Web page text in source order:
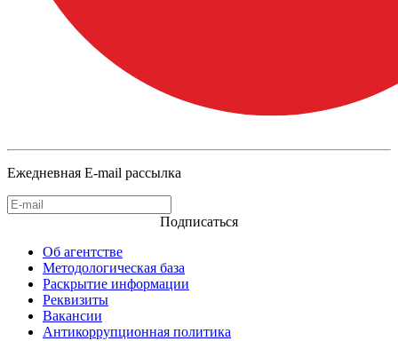
Ежедневная E-mail рассылка
Подписаться
Об агентстве
Методологическая база
Раскрытие информации
Реквизиты
Вакансии
Антикоррупционная политика